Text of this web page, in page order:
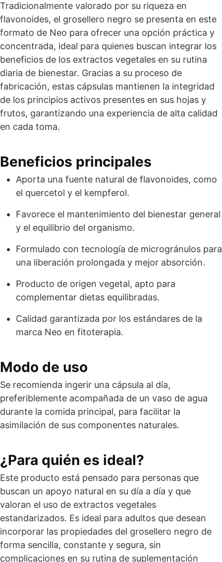
Tradicionalmente valorado por su riqueza en
flavonoides, el grosellero negro se presenta en este
formato de Neo para ofrecer una opción práctica y
concentrada, ideal para quienes buscan integrar los
beneficios de los extractos vegetales en su rutina
diaria de bienestar. Gracias a su proceso de
fabricación, estas cápsulas mantienen la integridad
de los principios activos presentes en sus hojas y
frutos, garantizando una experiencia de alta calidad
en cada toma.
Beneficios principales
Aporta una fuente natural de flavonoides, como
el quercetol y el kempferol.
Favorece el mantenimiento del bienestar general
y el equilibrio del organismo.
Formulado con tecnología de microgránulos para
una liberación prolongada y mejor absorción.
Producto de origen vegetal, apto para
complementar dietas equilibradas.
Calidad garantizada por los estándares de la
marca Neo en fitoterapia.
Modo de uso
Se recomienda ingerir una cápsula al día,
preferiblemente acompañada de un vaso de agua
durante la comida principal, para facilitar la
asimilación de sus componentes naturales.
¿Para quién es ideal?
Este producto está pensado para personas que
buscan un apoyo natural en su día a día y que
valoran el uso de extractos vegetales
estandarizados. Es ideal para adultos que desean
incorporar las propiedades del grosellero negro de
forma sencilla, constante y segura, sin
complicaciones en su rutina de suplementación